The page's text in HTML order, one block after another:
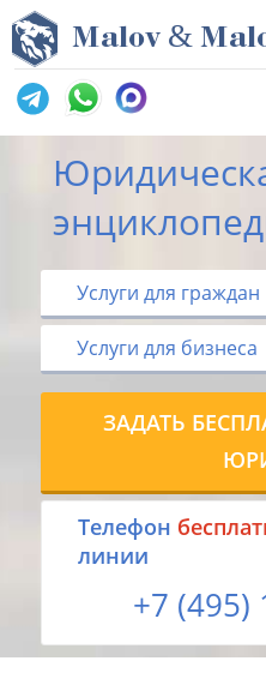
Malov & M
Услуги для граждан
Услуги для бизнеса
ЗАДАТЬ
Tелефон
линии
+7 (495)